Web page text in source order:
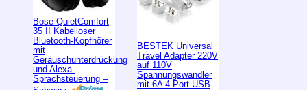
Bose QuietComfort
35 II Kabelloser
Bluetooth-Kopfhörer
mit
Geräuschunterdrückung
und Alexa-
Sprachsteuerung –
BESTEK Universal
Travel Adapter 220V
auf 110V
Spannungswandler
mit 6A 4-Port USB